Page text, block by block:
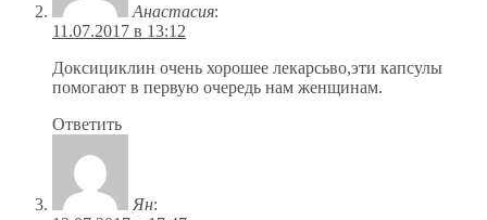
Анастасия:
11.07.2017 в 13:12
Доксициклин очень хорошее лекарсьво,эти капсулы
помогают в первую очередь нам женщинам.
Ответить
Ян: